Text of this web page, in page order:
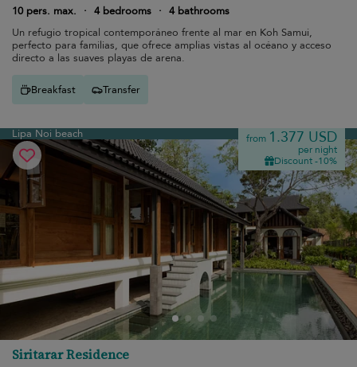
10 pers. max.
· 4 bedrooms · 4 bathrooms
Un refugio tropical contemporáneo frente al mar en Koh Samui,
perfecto para familias, que ofrece amplias vistas al océano y acceso
directo a las suaves playas de arena.
Breakfast Transfer
Lipa Noi beach from 1.377 USD
per night
Discount -10%
Siritarar Residence